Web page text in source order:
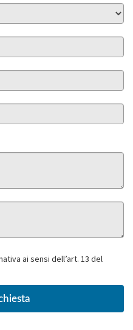
ai sensi dell’art. 13 del